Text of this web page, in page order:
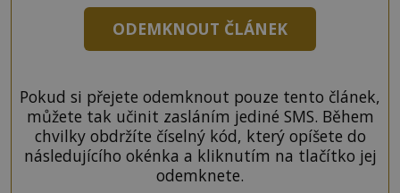
ODEMKNOUT ČLÁNEK
Pokud si přejete odemknout pouze tento článek,
můžete tak učinit zasláním jediné SMS. Během
chvilky obdržíte číselný kód, který opíšete do
následujícího okénka a kliknutím na tlačítko jej
odemknete.